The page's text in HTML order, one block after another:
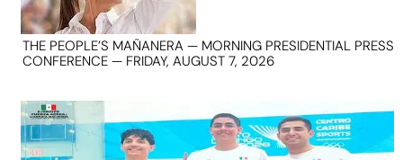
THE PEOPLE’S MAÑANERA — MORNING PRESIDENTIAL PRESS
CONFERENCE — FRIDAY, AUGUST 7, 2026